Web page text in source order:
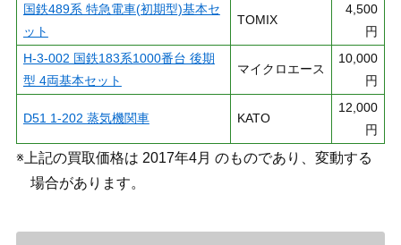
国鉄489系 特急電車(初期型)基本セ
ット
TOMIX
4,500
円
H-3-002 国鉄183系1000番台 後期
型 4両基本セット
マイクロエース
10,000
円
D51 1-202 蒸気機関車 KATO
12,000
円
※上記の買取価格は 2017年4月 のものであり、変動する
場合があります。